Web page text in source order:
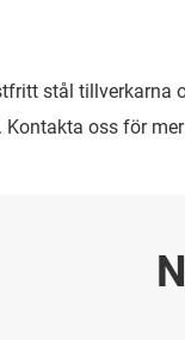
stål
oss för